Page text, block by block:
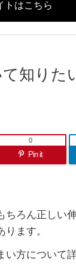
トはこちら
知りた
Pin it
0
ろん正しい
ます。
方について